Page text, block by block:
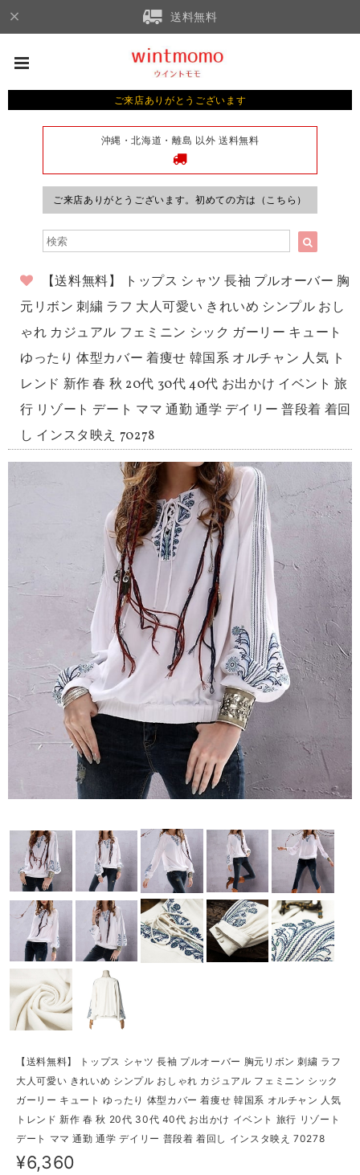
送料無料
ご来店ありがとうございます
沖縄・北海道・離島 以外 送料無料
ご来店ありがとうございます。初めての方は（こちら）
【送料無料】 トップス シャツ 長袖 プルオーバー 胸
元リボン 刺繍 ラフ 大人可愛い きれいめ シンプル おし
ゃれ カジュアル フェミニン シック ガーリー キュート
ゆったり 体型カバー 着痩せ 韓国系 オルチャン 人気 ト
レンド 新作 春 秋 20代 30代 40代 お出かけ イベント 旅
行 リゾート デート ママ 通勤 通学 デイリー 普段着 着回
し インスタ映え 70278
【送料無料】 トップス シャツ 長袖 プルオーバー 胸元リボン 刺繍 ラフ
大人可愛い きれいめ シンプル おしゃれ カジュアル フェミニン シック
ガーリー キュート ゆったり 体型カバー 着痩せ 韓国系 オルチャン 人気
トレンド 新作 春 秋 20代 30代 40代 お出かけ イベント 旅行 リゾート
デート ママ 通勤 通学 デイリー 普段着 着回し インスタ映え 70278
¥6,360